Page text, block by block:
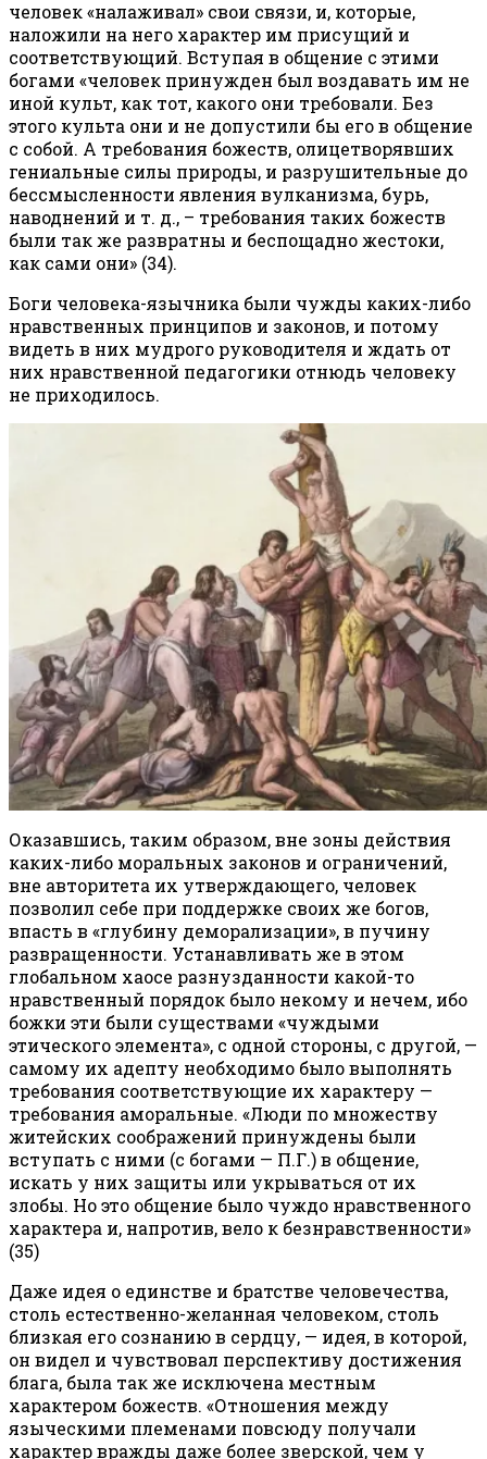
человек «налаживал» свои связи, и, которые,
наложили на него характер им присущий и
соответствующий. Вступая в общение с этими
богами «человек принужден был воздавать им не
иной культ, как тот, какого они требовали. Без
этого культа они и не допустили бы его в общение
с собой. А требования божеств, олицетворявших
гениальные силы природы, и разрушительные до
бессмысленности явления вулканизма, бурь,
наводнений и т. д., – требования таких божеств
были так же развратны и беспощадно жестоки,
как сами они» (34).
Боги человека-язычника были чужды каких-либо
нравственных принципов и законов, и потому
видеть в них мудрого руководителя и ждать от
них нравственной педагогики отнюдь человеку
не приходилось.
Оказавшись, таким образом, вне зоны действия
каких-либо моральных законов и ограничений,
вне авторитета их утверждающего, человек
позволил себе при поддержке своих же богов,
впасть в «глубину деморализации», в пучину
развращенности. Устанавливать же в этом
глобальном хаосе разнузданности какой-то
нравственный порядок было некому и нечем, ибо
божки эти были существами «чуждыми
этического элемента», с одной стороны, с другой, —
самому их адепту необходимо было выполнять
требования соответствующие их характеру —
требования аморальные. «Люди по множеству
житейских соображений принуждены были
вступать с ними (с богами — П.Г.) в общение,
искать у них защиты или укрываться от их
злобы. Но это общение было чуждо нравственного
характера и, напротив, вело к безнравственности»
(35)
Даже идея о единстве и братстве человечества,
столь естественно-желанная человеком, столь
близкая его сознанию в сердцу, — идея, в которой,
он видел и чувствовал перспективу достижения
блага, была так же исключена местным
характером божеств. «Отношения между
языческими племенами повсюду получали
характер вражды даже более зверской, чем у